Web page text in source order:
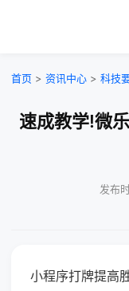
首页 > 资讯中心 > 科技
速成教学!微
发布
小程序打牌提高